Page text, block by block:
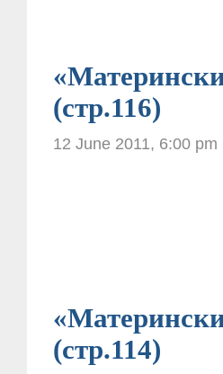
(стр.116)
12 June 2011, 6:00 pm
(стр.114)